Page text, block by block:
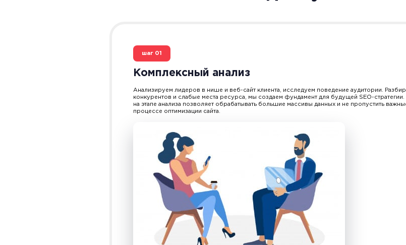
шаг 01
Комплексный анализ
Анализируем лидеров в нише и веб-сайт клиента, исследуем поведение аудитории.
конкурентов и слабые места ресурса, мы создаем фундамент для будущей SEO-
на этапе анализа позволяет обрабатывать большие массивы данных и не пропустить
процессе оптимизации сайта .